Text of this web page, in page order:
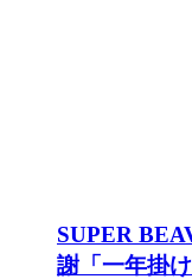
SUPER
謝「一年掛